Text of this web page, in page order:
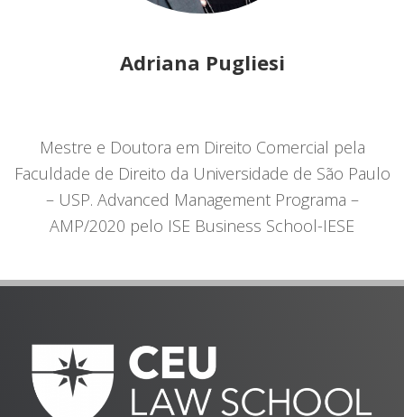
Adriana Pugliesi
Mestre e Doutora em Direito Comercial pela
Faculdade de Direito da Universidade de São Paulo
– USP. Advanced Management Programa –
AMP/2020 pelo ISE Business School-IESE